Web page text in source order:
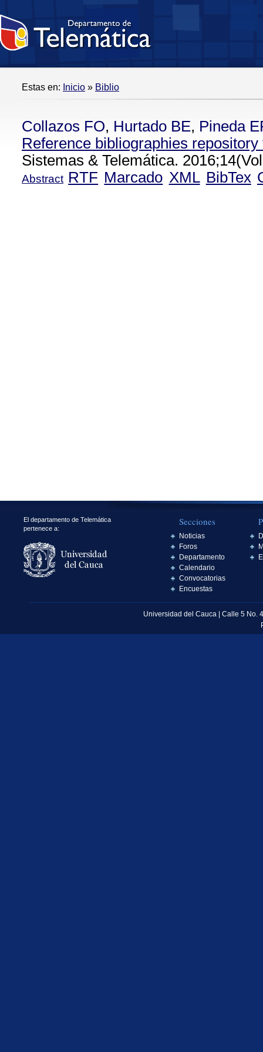
Estas en: Inicio » Biblio
Collazos FO, Hurtado BE, Pineda
Reference bibliographies
Sistemas & Telemática.
Abstract RTF Marcado XML BibTex
El departamento de Telemática
pertenece a:
Secciones
Noticias
Foros
Departamento
Calendario
Convocatorias
Encuestas
Universidad del Cauca | Calle 5 No.